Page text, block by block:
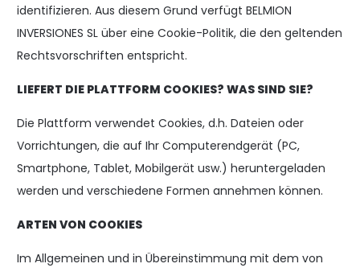
identifizieren. Aus diesem Grund verfügt BELMION
INVERSIONES SL über eine Cookie-Politik, die den geltenden
Rechtsvorschriften entspricht.
LIEFERT DIE PLATTFORM COOKIES? WAS SIND SIE?
Die Plattform verwendet Cookies, d.h. Dateien oder
Vorrichtungen, die auf Ihr Computerendgerät (PC,
Smartphone, Tablet, Mobilgerät usw.) heruntergeladen
werden und verschiedene Formen annehmen können.
ARTEN VON COOKIES
Im Allgemeinen und in Übereinstimmung mit dem von